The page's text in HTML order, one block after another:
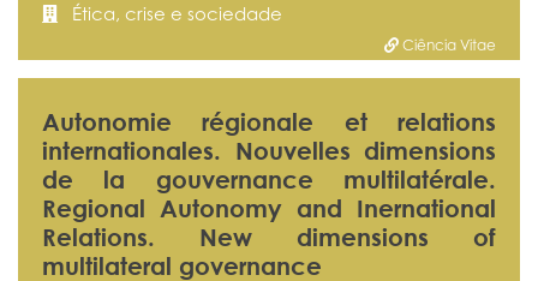
Ética, crise e sociedade
Ciência Vitae
Autonomie régionale et relations
internationales. Nouvelles dimensions
de la gouvernance multilatérale.
Regional Autonomy and Inernational
Relations. New dimensions of
multilateral governance